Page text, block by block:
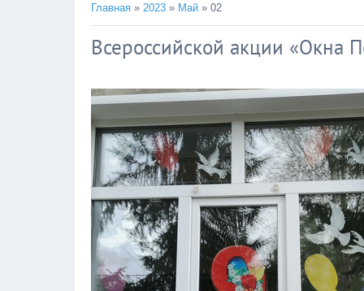
Главная » 2023 » Май » 02
Всероссийской акции «Окна